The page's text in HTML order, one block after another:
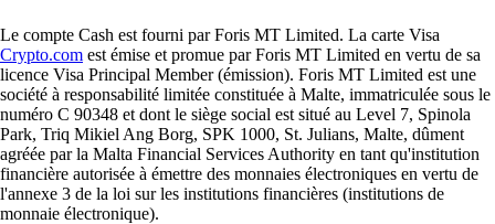
Le compte Cash est fourni par Foris MT Limited. La carte Visa
Crypto.com est émise et promue par Foris MT Limited en vertu de sa
licence Visa Principal Member (émission). Foris MT Limited est une
société à responsabilité limitée constituée à Malte, immatriculée sous le
numéro C 90348 et dont le siège social est situé au Level 7, Spinola
Park, Triq Mikiel Ang Borg, SPK 1000, St. Julians, Malte, dûment
agréée par la Malta Financial Services Authority en tant qu'institution
financière autorisée à émettre des monnaies électroniques en vertu de
l'annexe 3 de la loi sur les institutions financières (institutions de
monnaie électronique).